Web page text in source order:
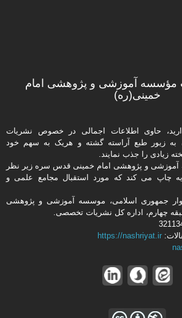
مؤسسه آموزشی و پژوهشی امام
خمینی(ره)
حاوی اطلاعات اجمالی در خصوص نشریات
زیور طبع آراسته گشته و هریک به سهم خود
زیادی را جذب نمایند.
آموزشی و پژوهشی امام خمینی قدس سره زیر نظر
پژوهش 18 نشریه چاپ می کند که مورد استقبال مجامع علمی و
جمهوری اسلامی، موسسه آموزشی و پژوهشی
چهارم، اداره كل نشریات تخصصی.
https://nashriyat.ir